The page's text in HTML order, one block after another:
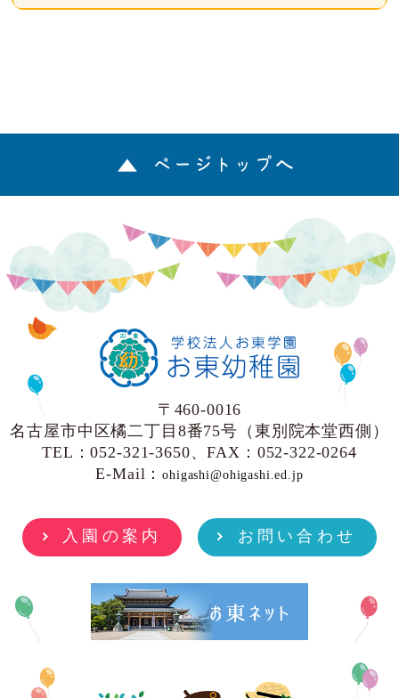
ページトップへ
〒460-0016
名古屋市中区橘二丁目8番75号（東別院本堂西側）
TEL：052-321-3650、FAX：052-322-0264
E-Mail：ohigashi@ohigashi.ed.jp
入園の案内 お問い合わせ